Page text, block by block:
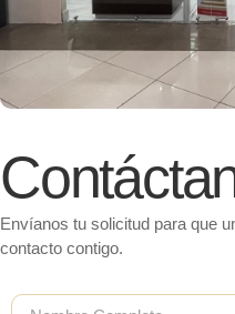
Envíanos tu solicitud para que
contacto contigo.